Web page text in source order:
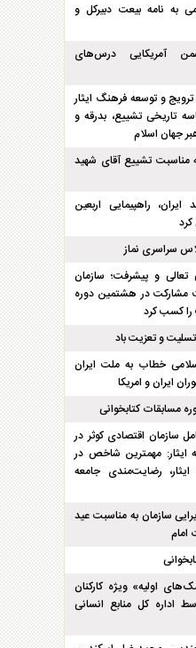
به نامه بیعت دبیرکل و
آمریکایی درس‌های
ترویج و توسعه فرهنگ ایثار
تاریخی تشییع، بدرقه و
جهان اسلام
مناسبت تشییع آقای شهید
راهپیمایی اربعین
سراسری نماز
تعالی و پیشرفت؛ سازمان
مشارکت در هشتمین دوره
را کسب کرد
و تعزیت باد
خطاب به ملت ایران
ایران و امریکا
مسابقات کتابخوانی
سازمان اقتصادی کوثر در
مهمترین شاخص در
رضایت‌مندی جامعه
سازمان به مناسبت عید
امام
اولیه» ویژه کارکنان
اداره کل منابع انسانی